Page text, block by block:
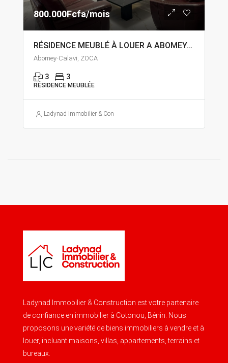
800.000Fcfa/mois
RÉSIDENCE MEUBLÉ À LOUER A ABOMEY-CALAVI ZOCA
Abomey-Calavi, ZOCA
3 3
RÉSIDENCE MEUBLÉE
Ladynad Immobilier & Construction
Ladynad Immobilier & Construction est votre partenaire
de confiance en immobilier à Cotonou, Bénin. Nous
proposons une variété de biens immobiliers à vendre et à
louer, incluant maisons, villas, appartements, terrains et
bureaux.